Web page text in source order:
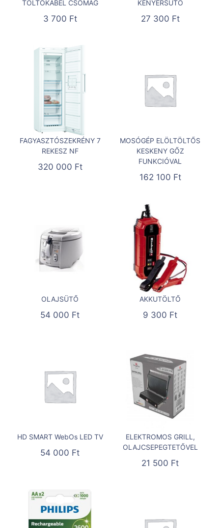
TÖLTŐKÁBEL CSOMAG
3 700 Ft
KENYÉRSÜTŐ
27 300 Ft
FAGYASZTÓSZEKRÉNY 7
REKESZ NF
320 000 Ft
MOSÓGÉP ELÖLTÖLTŐS
KESKENY GŐZ
FUNKCIÓVAL
162 100 Ft
OLAJSÜTŐ
54 000 Ft
AKKUTÖLTŐ
9 300 Ft
HD SMART WebOs LED TV
54 000 Ft
ELEKTROMOS GRILL,
OLAJCSEPEGTETŐVEL
21 500 Ft